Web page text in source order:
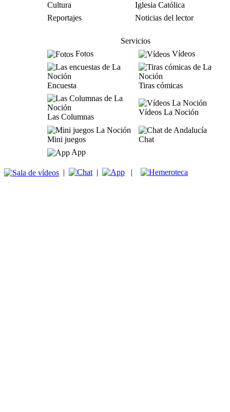
Cultura
Iglesia Católica
Reportajes
Noticias del lector
Servicios
Fotos
Vídeos
Encuesta Tiras cómicas
Las Columnas
Vídeos La Noción
Mini juegos
Chat
App
| | |